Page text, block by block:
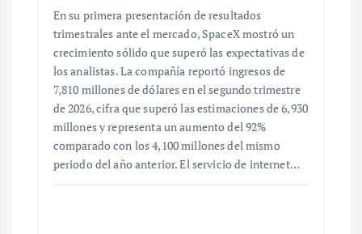
En su primera presentación de resultados
trimestrales ante el mercado, SpaceX mostró un
crecimiento sólido que superó las expectativas de
los analistas. La compañía reportó ingresos de
7,810 millones de dólares en el segundo trimestre
de 2026, cifra que superó las estimaciones de 6,930
millones y representa un aumento del 92%
comparado con los 4,100 millones del mismo
periodo del año anterior. El servicio de internet…